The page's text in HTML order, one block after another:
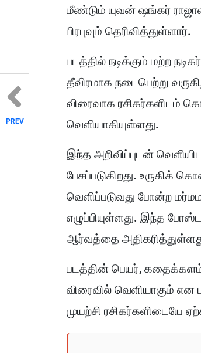
மீண்டும் யுவன் ஷங்கர்
பிரபுவும் தெரிவித்துள்ளார்.
படத்தில் நடிக்கும் மற்ற
தீவிரமாக நடைபெற்று
விரைவாக ரசிகர்களிடம்
வெளியாகியுள்ளது.
இந்த அறிவிப்புடன்
பேசப்படுகிறது. உருகிக்
வெளிப்படுவது போன்ற
எழுப்பியுள்ளது. இந்த
ஆர்வத்தை
படத்தின் பெயர், கதைக்களம்,
விரைவில் வெளியாகும் என
முயற்சி ரசிகர்களிடையே
PREV